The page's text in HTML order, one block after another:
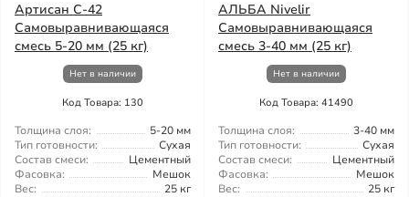
Артисан С-42
Самовыравнивающаяся
смесь 5-20 мм (25 кг)
Нет в наличии
Код Товара: 130
Толщина слоя:
5-20 мм
Тип готовности:
Сухая
Состав смеси:
Цементный
Фасовка:
Мешок
Вес:
25 кг
АЛЬБА Nivelir
Самовыравнивающаяся
смесь 3-40 мм (25 кг)
Нет в наличии
Код Товара: 41490
Толщина слоя:
3-40 мм
Тип готовности:
Сухая
Состав смеси:
Цементный
Фасовка:
Мешок
Вес:
25 кг